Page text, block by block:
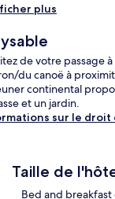
plus
de votre passage
du canoë à
continental
et un jardin.
sur le
Taille de
Bed and